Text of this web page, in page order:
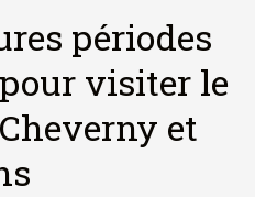
périodes
visiter le
et